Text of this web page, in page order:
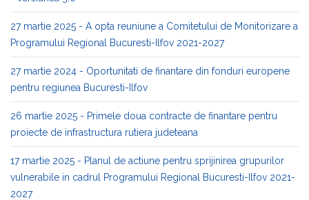
27 martie 2025 - A opta reuniune a Comitetului de Monitorizare a
Programului Regional Bucuresti-Ilfov 2021-2027
27 martie 2024 - Oportunitati de finantare din fonduri europene
pentru regiunea Bucuresti-Ilfov
26 martie 2025 - Primele doua contracte de finantare pentru
proiecte de infrastructura rutiera judeteana
17 martie 2025 - Planul de actiune pentru sprijinirea grupurilor
vulnerabile in cadrul Programului Regional Bucuresti-Ilfov 2021-
2027